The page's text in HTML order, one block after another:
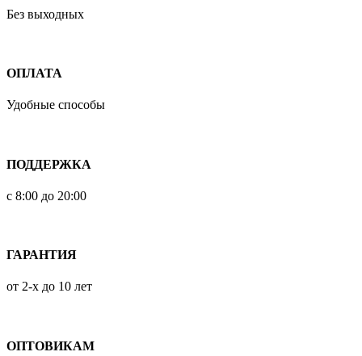
Без выходных
ОПЛАТА
Удобные способы
ПОДДЕРЖКА
с 8:00 до 20:00
ГАРАНТИЯ
от 2-х до 10 лет
ОПТОВИКАМ